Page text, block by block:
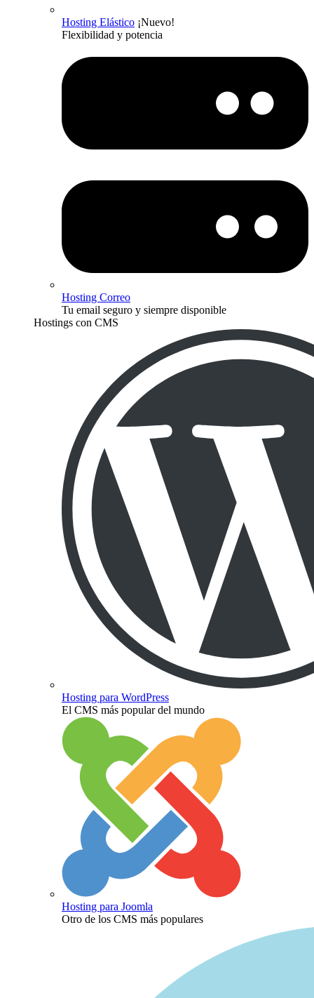
Hosting Elástico ¡Nuevo!
Flexibilidad y potencia
Hosting Correo
Tu email seguro y siempre disponible
Hostings con CMS
Hosting para WordPress
El CMS más popular del mundo
Hosting para Joomla
Otro de los CMS más populares